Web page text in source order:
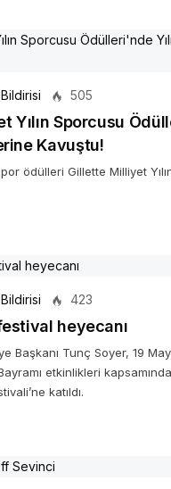
505
Yılın Sporcusu
Kavuştu!
ödülleri Gillette Milliyet
423
heyecanı
Başkanı Tunç Soyer, 19
etkinlikleri kapsamında
katıldı.